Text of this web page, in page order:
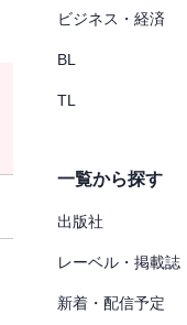
ビジネス・経済
BL
TL
一覧から探す
出版社
レーベル・掲載誌
新着・配信予定